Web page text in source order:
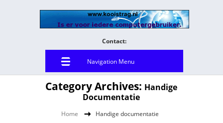
Contact:
Navigation Menu
Category Archives: Handige
Documentatie
Home Handige documentatie